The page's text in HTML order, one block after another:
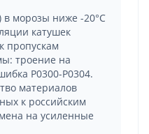
в морозы ниже -20°C
катушек
пропускам
троение на
P0300-P0304.
материалов
к российским
на усиленные